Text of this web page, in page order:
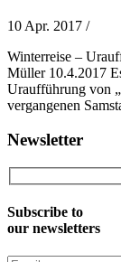
10 Apr. 2017 /
Winterreise –
Müller 10.4.2017
Uraufführung von
vergangenen
Newsletter
Subscribe to
our newsletters